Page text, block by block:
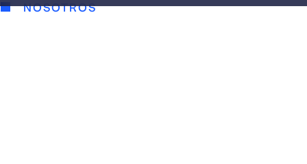
NOSOTROS